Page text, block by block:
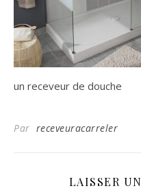
un receveur de douche
Par receveuracarreler
LAISSER